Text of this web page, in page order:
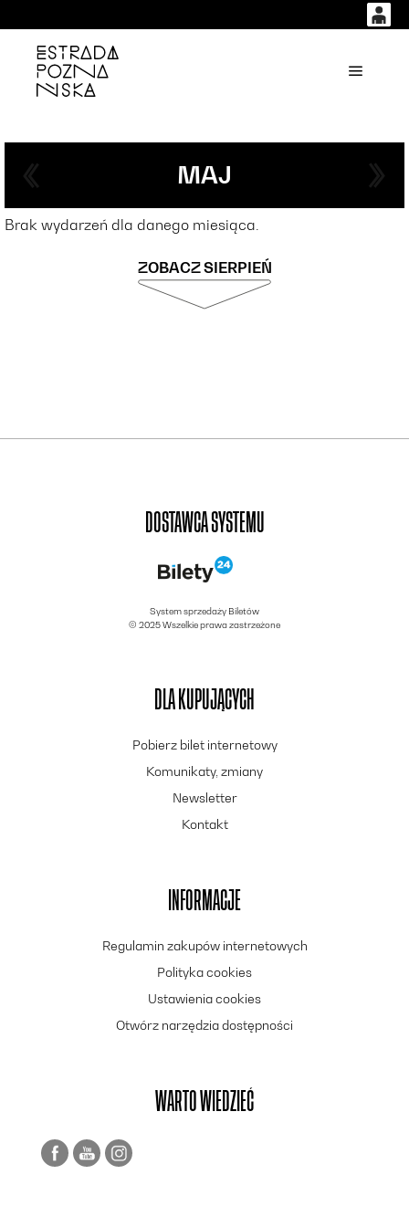
0,00
MAJ
Brak wydarzeń dla danego miesiąca.
ZOBACZ SIERPIEŃ
DOSTAWCA SYSTEMU
System sprzedaży Biletów
© 2025 Wszelkie prawa zastrzeżone
DLA KUPUJĄCYCH
Pobierz bilet internetowy
Komunikaty, zmiany
Newsletter
Kontakt
INFORMACJE
Regulamin zakupów internetowych
Polityka cookies
Ustawienia cookies
Otwórz narzędzia dostępności
WARTO WIEDZIEĆ